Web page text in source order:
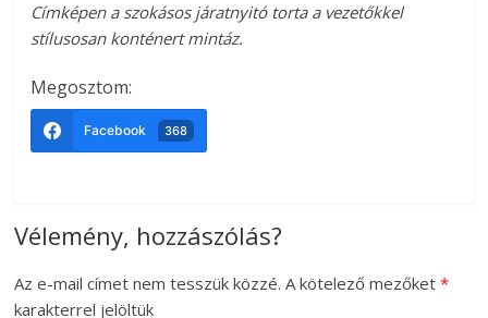
Címképen a szokásos járatnyitó torta a vezetőkkel
stílusosan konténert mintáz.
Megosztom:
Facebook 368
Vélemény, hozzászólás?
Az e-mail címet nem tesszük közzé. A kötelező mezőket*
karakterrel jelöltük